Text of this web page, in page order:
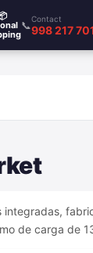
📞
Contact
998 217
integradas,
de carga de